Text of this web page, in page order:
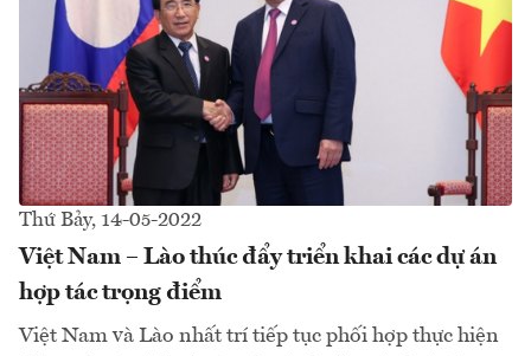
Thứ Bảy, 14-05-2022
Việt Nam – Lào thúc đẩy triển khai các dự án
hợp tác trọng điểm
Việt Nam và Lào nhất trí tiếp tục phối hợp thực hiện